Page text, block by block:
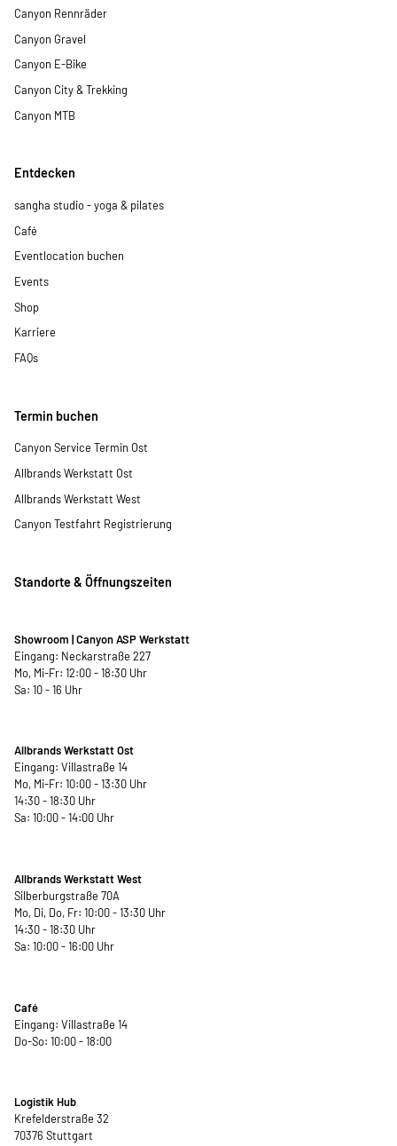
Canyon Rennräder
Canyon Gravel
Canyon E-Bike
Canyon City & Trekking
Canyon MTB
Entdecken
sangha studio - yoga & pilates
Café
Eventlocation buchen
Events
Shop
Karriere
FAQs
Termin buchen
Canyon Service Termin Ost
Allbrands Werkstatt Ost
Allbrands Werkstatt West
Canyon Testfahrt Registrierung
Standorte & Öffnungszeiten
Showroom | Canyon ASP Werkstatt
Eingang: Neckarstraße 227
Mo, Mi-Fr: 12:00 - 18:30 Uhr
Sa: 10 - 16 Uhr
Allbrands Werkstatt Ost
Eingang: Villastraße 14
Mo, Mi-Fr: 10:00 - 13:30 Uhr
14:30 - 18:30 Uhr
Sa: 10:00 - 14:00 Uhr
Allbrands Werkstatt West
Silberburgstraße 70A
Mo, Di, Do, Fr: 10:00 - 13:30 Uhr
14:30 - 18:30 Uhr
Sa: 10:00 - 16:00 Uhr
Café
Eingang: Villastraße 14
Do-So: 10:00 - 18:00
Logistik Hub
Krefelderstraße 32
70376 Stuttgart